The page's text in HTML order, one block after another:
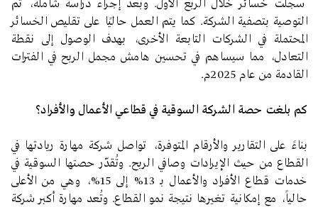
سجلت خسائر خلال الربع الأول. وبعد إجراء دراسة شاملة، تم
التوصية بتصفية الشركة. كما يتم العمل حاليًا على تقليص الخسائر
المحتملة في الشركات التابعة الأخرى، بهدف الوصول إلى نقطة
التعادل، مما سيساهم في تحسين هامش مجمل الربح في الفترات
القادمة من عام 2025م.
كم بلغت حصة الشركة السوقية في قطاعي الأعمال والأفراد؟
بناءً على التقارير والأرقام المتوفرة، تواصل شركة مهارة ريادتها في
القطاع من حيث الإيرادات وصافي الربح. وتُقدّر حصتها السوقية في
خدمات قطاع الأفراد والأعمال بـ 13% إلى 15%، وهي من الأعلى
حالياً، مع إمكانية تغيرها نتيجة نمو القطاع. وتُعد مهارة أكبر شركة